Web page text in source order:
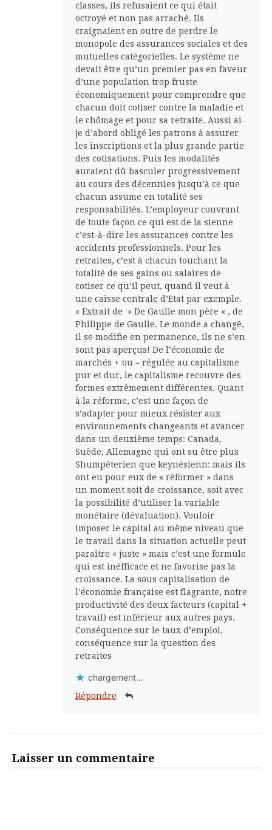
classes, ils refusaient ce qui était
octroyé et non pas arraché. Ils
craignaient en outre de perdre le
monopole des assurances sociales et des
mutuelles catégorielles. Le système ne
devait être qu’un premier pas en faveur
d’une population trop fruste
économiquement pour comprendre que
chacun doit cotiser contre la maladie et
le chômage et pour sa retraite. Aussi ai-
je d’abord obligé les patrons à assurer
les inscriptions et la plus grande partie
des cotisations. Puis les modalités
auraient dû basculer progressivement
au cours des décennies jusqu’à ce que
chacun assume en totalité ses
responsabilités. L’employeur couvrant
de toute façon ce qui est de la sienne
c’est-à-dire les assurances contre les
accidents professionnels. Pour les
retraites, c’est à chacun touchant la
totalité de ses gains ou salaires de
cotiser ce qu’il peut, quand il veut à
une caisse centrale d’Etat par exemple.
« Extrait de » De Gaulle mon père « , de
Philippe de Gaulle. Le monde a changé,
il se modifie en permanence, ils ne s’en
sont pas aperçus! De l’économie de
marchés + ou – régulée au capitalisme
pur et dur, le capitalisme recouvre des
formes extrêmement différentes. Quant
à la réforme, c’est une façon de
s’adapter pour mieux résister aux
environnements changeants et avancer
dans un deuxième temps: Canada,
Suède, Allemagne qui ont su être plus
Shumpéterien que keynésienn: mais ils
ont eu pour eux de « réformer » dans
un moment soit de croissance, soit avec
la possibilité d’utiliser la variable
monétaire (dévaluation). Vouloir
imposer le capital au même niveau que
le travail dans la situation actuelle peut
paraître « juste » mais c’est une formule
qui est inéfficace et ne favorise pas la
croissance. La sous capitalisation de
l’économie française est flagrante, notre
productivité des deux facteurs (capital +
travail) est inférieur aux autres pays.
Conséquence sur le taux d’emploi,
conséquence sur la question des
retraites
chargement…
Répondre
Laisser un commentaire